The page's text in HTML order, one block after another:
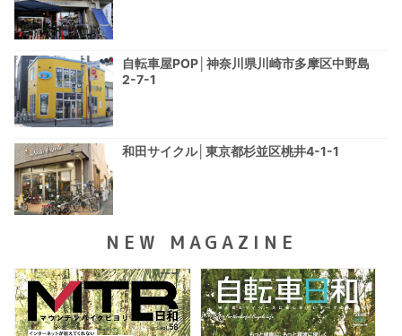
自転車屋POP│神奈川県川崎市多摩区中野島
2-7-1
和田サイクル│東京都杉並区桃井4-1-1
NEW MAGAZINE